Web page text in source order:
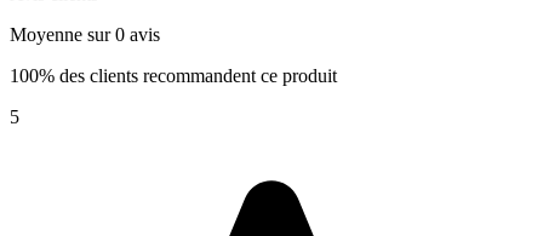
Moyenne sur 0 avis
100% des clients recommandent ce produit
5